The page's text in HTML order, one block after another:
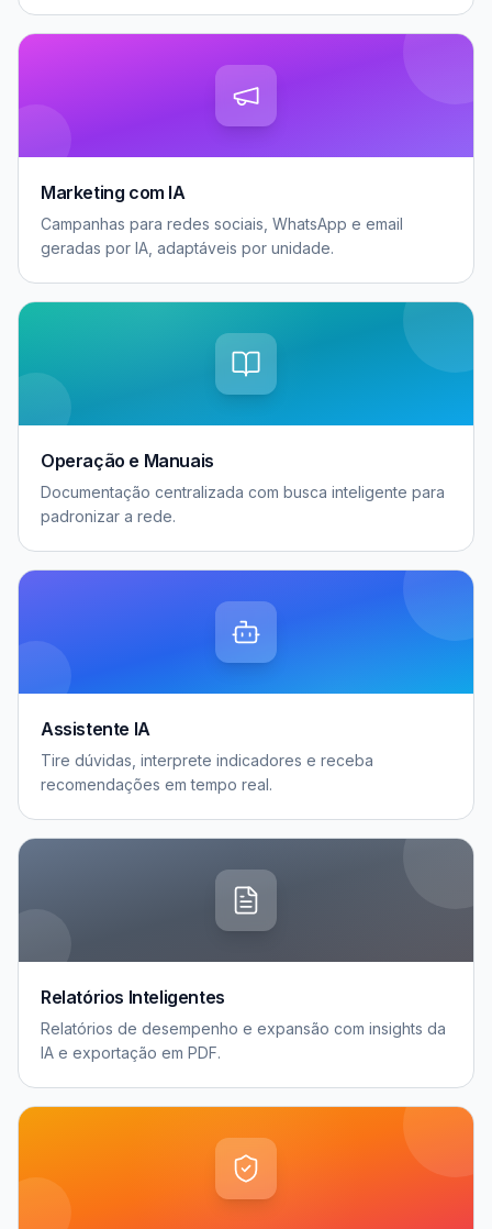
Marketing com IA
Campanhas para redes sociais, WhatsApp e email
geradas por IA, adaptáveis por unidade.
Operação e Manuais
Documentação centralizada com busca inteligente para
padronizar a rede.
Assistente IA
Tire dúvidas, interprete indicadores e receba
recomendações em tempo real.
Relatórios Inteligentes
Relatórios de desempenho e expansão com insights da
IA e exportação em PDF.